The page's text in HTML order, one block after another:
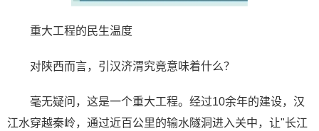
重大工程的民生温度
对陕西而言，引汉济渭究竟意味着什么？
毫无疑问，这是一个重大工程。经过10余年的建设，汉
江水穿越秦岭，通过近百公里的输水隧洞进入关中，让"长江